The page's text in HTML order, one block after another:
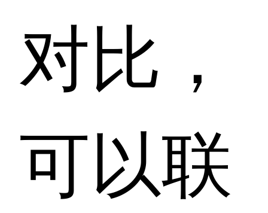
对比，
可以联